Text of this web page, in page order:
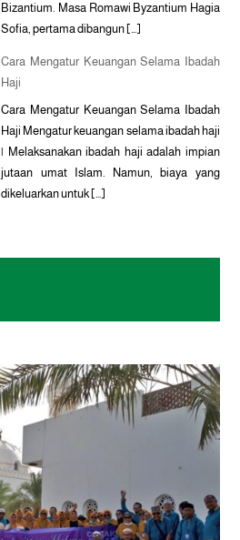
Bizantium. Masa Romawi Byzantium Hagia
Sofia, pertama dibangun […]
Cara Mengatur Keuangan Selama Ibadah
Haji
Cara Mengatur Keuangan Selama Ibadah
Haji Mengatur keuangan selama ibadah haji
| Melaksanakan ibadah haji adalah impian
jutaan umat Islam. Namun, biaya yang
dikeluarkan untuk […]